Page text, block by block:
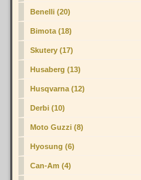
Benelli (20)
Bimota (18)
Skutery (17)
Husaberg (13)
Husqvarna (12)
Derbi (10)
Moto Guzzi (8)
Hyosung (6)
Can-Am (4)